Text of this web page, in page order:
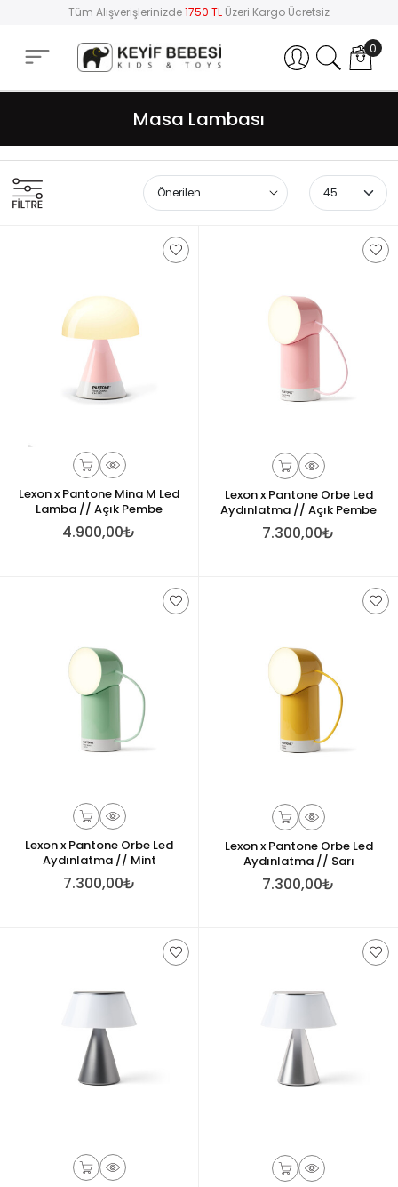
Tüm Alışverişlerinizde1750 TL Üzeri Kargo Ücretsiz
Hesabım 0
Masa Lambası
Lexon x Pantone Mina M Led
Lamba // Açık Pembe
4.900,00₺
Lexon x Pantone Orbe Led
Aydınlatma // Açık Pembe
7.300,00₺
Lexon x Pantone Orbe Led
Aydınlatma // Mint
7.300,00₺
Lexon x Pantone Orbe Led
Aydınlatma // Sarı
7.300,00₺